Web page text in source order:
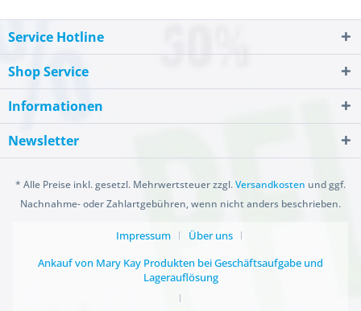
Service Hotline
Shop Service
Informationen
Newsletter
* Alle Preise inkl. gesetzl. Mehrwertsteuer zzgl.Versandkosten und ggf.
Nachnahme- oder Zahlartgebühren, wenn nicht anders beschrieben.
Impressum
Über uns
Ankauf von Mary Kay Produkten bei Geschäftsaufgabe und
Lagerauflösung